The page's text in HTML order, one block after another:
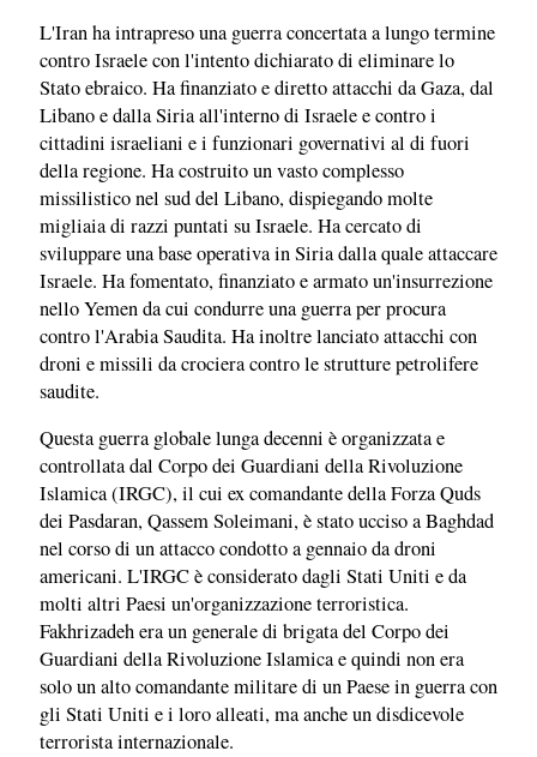
L'Iran ha intrapreso una guerra concertata a lungo termine
contro Israele con l'intento dichiarato di eliminare lo
Stato ebraico. Ha finanziato e diretto attacchi da Gaza, dal
Libano e dalla Siria all'interno di Israele e contro i
cittadini israeliani e i funzionari governativi al di fuori
della regione. Ha costruito un vasto complesso
missilistico nel sud del Libano, dispiegando molte
migliaia di razzi puntati su Israele. Ha cercato di
sviluppare una base operativa in Siria dalla quale attaccare
Israele. Ha fomentato, finanziato e armato un'insurrezione
nello Yemen da cui condurre una guerra per procura
contro l'Arabia Saudita. Ha inoltre lanciato attacchi con
droni e missili da crociera contro le strutture petrolifere
saudite.
Questa guerra globale lunga decenni è organizzata e
controllata dal Corpo dei Guardiani della Rivoluzione
Islamica (IRGC), il cui ex comandante della Forza Quds
dei Pasdaran, Qassem Soleimani, è stato ucciso a Baghdad
nel corso di un attacco condotto a gennaio da droni
americani. L'IRGC è considerato dagli Stati Uniti e da
molti altri Paesi un'organizzazione terroristica.
Fakhrizadeh era un generale di brigata del Corpo dei
Guardiani della Rivoluzione Islamica e quindi non era
solo un alto comandante militare di un Paese in guerra con
gli Stati Uniti e i loro alleati, ma anche un disdicevole
terrorista internazionale.